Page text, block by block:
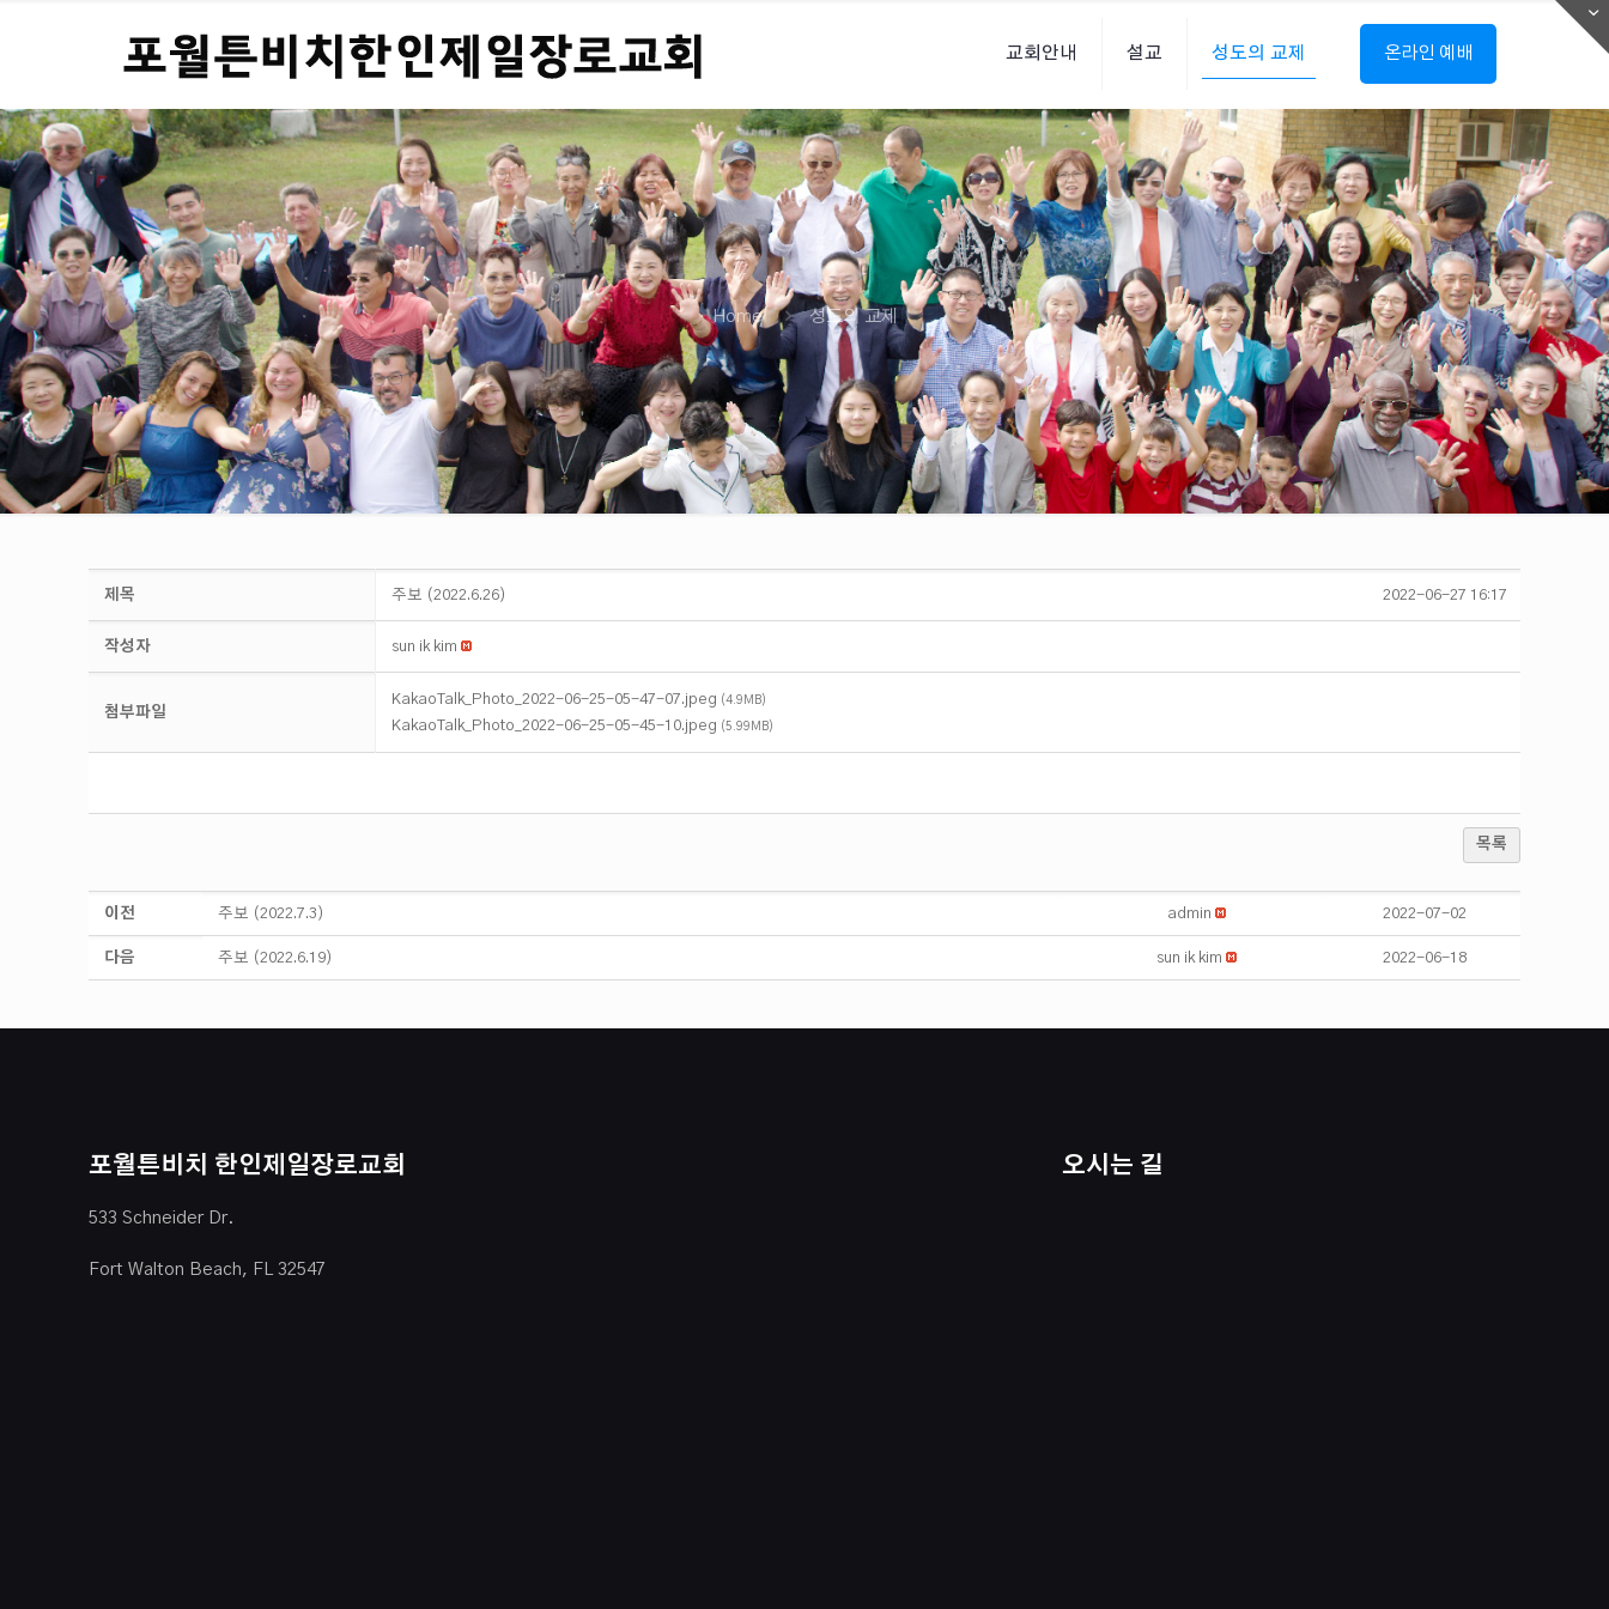
교회안내 설교 성도의 교제 온라인 예배
Home 성도의 교제
제목 주보 (2022.6.26) 2022-06-27 16:17
작성자 sun ik kim
첨부파일
KakaoTalk_Photo_2022-06-25-05-47-07.jpeg (4.9MB)
KakaoTalk_Photo_2022-06-25-05-45-10.jpeg (5.99MB)
목록
이전 주보 (2022.7.3) admin 2022-07-02
다음 주보 (2022.6.19) sun ik kim 2022-06-18
포월튼비치 한인제일장로교회
533 Schneider Dr.
Fort Walton Beach, FL 32547
오시는 길